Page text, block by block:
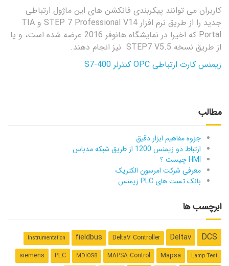
کاربران می توانند پیکربندی فانکشن های این ماژول ارتباطی
جدید را از طریق نرم افزار STEP 7 Professional V14 و TIA
Portal که اخیرا در نمایشگاه هانوفر 2016 عرضه شده است، و یا
از طریق نسخه STEP7 V5.5 نیز انجام دهند.
زیمنس کارت ارتباطی OPC کنترلر S7-400
مطالب
جزوه مفاهیم ابزار دقیق
ارتباط دو زیمنس 1200 از طریق شبکه مدباس
HMI چیست ؟
معرفی شرکت امرسون الکتریک
بانک تست های PLC زیمنس
ابرچسب ها
DCS
Deltav
DeltaV Controller
fieldbus
Instrumentation
Lamp Test
Mapsa
MAPSA Control
MDIOS8
PLC
siemens